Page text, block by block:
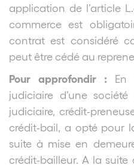
application de l’article
commerce est
contrat est considéré
peut être cédé au
Pour approfondir : En
judiciaire d’une
judiciaire, crédit-
crédit-bail, a opté pour
suite à mise en
crédit-bailleur. A la suite